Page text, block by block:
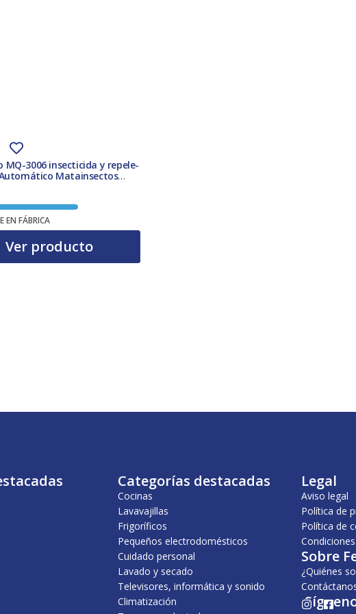
MQ-3006 insecticida y repele-
Matainsectos
uso en interior Negro
EN FÁBRICA
Ver producto
Categorías destacadas
Cocinas
Lavavajillas
Frigoríficos
Pequeños electrodomésticos
Cuidado personal
Lavado y secado
Televisores, informática y sonido
Climatización
Legal
Aviso legal
Política de
Política de
Sobre
¿Quiénes
I F